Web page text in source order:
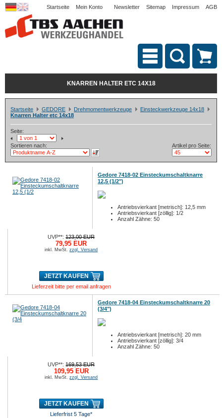
Startseite Mein Konto Newsletter Sitemap Impressum AGB
KNARREN HALTER ETC 14X18
Startseite GEDORE Drehmomentwerkzeuge
Einsteckwerkzeuge 14x18
Knarren Halter etc 14x18
Seite:
Sortieren nach: Artikel pro Seite:
Gedore 7418-02 Einsteckumschaltknarre
12,5 (1/2")
Antriebsvierkant [metrisch]: 12,5 mm
Antriebsvierkant [zöllig]: 1/2
Anzahl Zähne: 50
UVP**:123,00 EUR
79,95 EUR
inkl. MwSt.zzgl. Versand
JETZT KAUFEN
Lieferzeit bitte per email anfragen
Gedore 7418-04 Einsteckumschaltknarre 20
(3/4")
Antriebsvierkant [metrisch]: 20 mm
Antriebsvierkant [zöllig]: 3/4
Anzahl Zähne: 50
UVP**:169,53 EUR
109,95 EUR
inkl. MwSt.zzgl. Versand
JETZT KAUFEN
Lieferfrist 5 Tage*